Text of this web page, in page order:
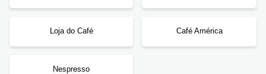
Loja do Café Café América
Nespresso